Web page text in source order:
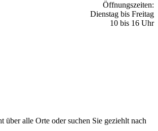
Öffnungszeiten:
Dienstag bis Freitag
10 bis 16 Uhr
alle Orte oder suchen Sie geziehlt nach